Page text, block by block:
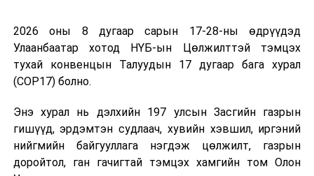
2026 оны 8 дугаар сарын 17-28-ны өдрүүдэд
Улаанбаатар хотод НҮБ-ын Цөлжилттэй тэмцэх
тухай конвенцын Талуудын 17 дугаар бага хурал
(COP17) болно.
Энэ хурал нь дэлхийн 197 улсын Засгийн газрын
гишүүд, эрдэмтэн судлаач, хувийн хэвшил, иргэний
нийгмийн байгууллага нэгдэж цөлжилт, газрын
доройтол, ган гачигтай тэмцэх хамгийн том Олон